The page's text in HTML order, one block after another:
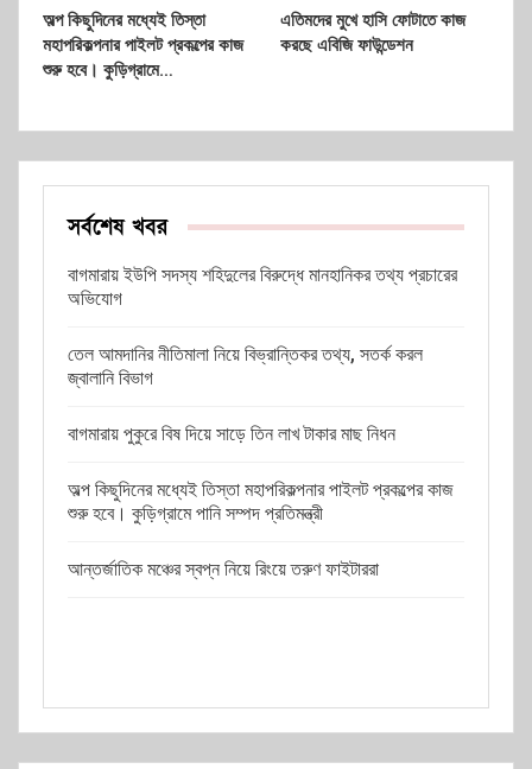
অল্প কিছুদিনের মধ্যেই তিস্তা
মহাপরিকল্পনার পাইলট প্রকল্পের কাজ
শুরু হবে। কুড়িগ্রামে…
এতিমদের মুখে হাসি ফোটাতে কাজ
করছে এবিজি ফাউন্ডেশন
সর্বশেষ খবর
বাগমারায় ইউপি সদস্য শহিদুলের বিরুদ্ধে মানহানিকর তথ্য প্রচারের
অভিযোগ
তেল আমদানির নীতিমালা নিয়ে বিভ্রান্তিকর তথ্য, সতর্ক করল
জ্বালানি বিভাগ
বাগমারায় পুকুরে বিষ দিয়ে সাড়ে তিন লাখ টাকার মাছ নিধন
অল্প কিছুদিনের মধ্যেই তিস্তা মহাপরিকল্পনার পাইলট প্রকল্পের কাজ
শুরু হবে। কুড়িগ্রামে পানি সম্পদ প্রতিমন্ত্রী
আন্তর্জাতিক মঞ্চের স্বপ্ন নিয়ে রিংয়ে তরুণ ফাইটাররা